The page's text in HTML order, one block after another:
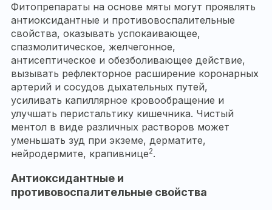
Фитопрепараты на основе мяты могут проявлять
антиоксидантные и противовоспалительные
свойства, оказывать успокаивающее,
спазмолитическое, желчегонное,
антисептическое и обезболивающее действие,
вызывать рефлекторное расширение коронарных
артерий и сосудов дыхательных путей,
усиливать капиллярное кровообращение и
улучшать перистальтику кишечника. Чистый
ментол в виде различных растворов может
уменьшать зуд при экземе, дерматите,
нейродермите, крапивнице2.
Антиоксидантные и
противовоспалительные свойства